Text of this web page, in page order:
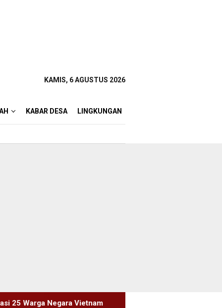
KAMIS, 6 AGUSTUS 2026
KABAR DESA LINGKUNGAN
Empat Proyek Desa Rea Diduga Belum Terealisasi